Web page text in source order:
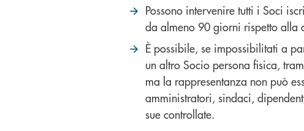
Possono intervenire tutti i Soci
da almeno 90 giorni rispetto alla
È possibile, se impossibilitati a
un altro Socio persona fisica,
ma la rappresentanza non può
amministratori, sindaci,
sue controllate.